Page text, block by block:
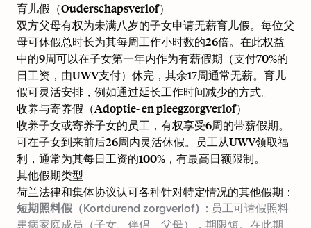
育儿假（Ouderschapsverlof）
双方父母有权为未满八岁的子女申请无薪育儿假。每位父
母可休假总时长为其每周工作小时数的26倍。在此权益
中的9周可以在子女第一年内作为有薪假期（支付70%的
日工资，由UWV支付）休完，其余17周通常无薪。育儿
假可灵活安排，例如通过延长工作时间减少的方式。
收养与寄养假（Adoptie- en pleegzorgverlof）
收养子女或寄养子女的员工，有权享受6周的带薪假期。
可在子女到来前后26周内灵活休假。员工从UWV领取福
利，通常为其每日工资的100%，有最高日额限制。
其他假期类型
荷兰法律和集体协议认可各种针对特定情况的其他假期：
短期照料假（Kortdurend zorgverlof）: 员工可请假照料
患病家庭成员（子女、伴侣、父母），期限短。在此期